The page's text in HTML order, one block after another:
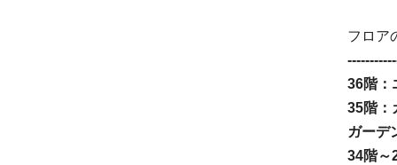
フロア
36階：
35階：
ガーデ
34階～